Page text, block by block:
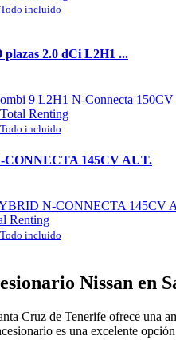
Todo incluido
2.0 dCi L2H1 ...
Todo incluido
145CV AUT.
Todo incluido
Nissan en
Cruz de Tenerife ofrece una
es una excelente